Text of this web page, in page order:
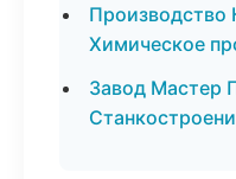
Производство
Химическое
Завод Мастер